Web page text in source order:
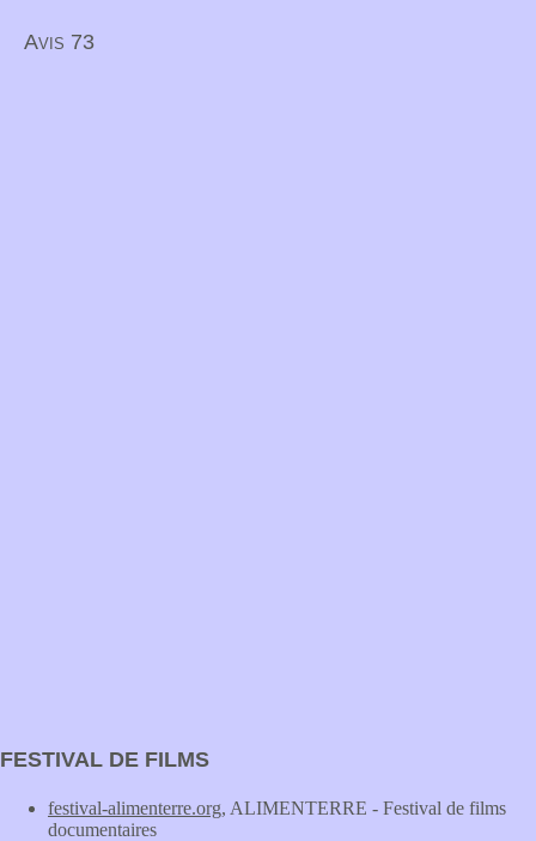
Avis 73
FESTIVAL DE FILMS
festival-alimenterre.org, ALIMENTERRE - Festival de films
documentaires